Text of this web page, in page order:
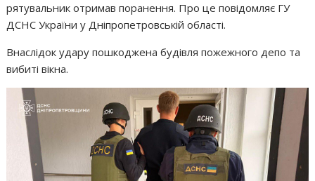
рятувальник отримав поранення. Про це повідомляє ГУ
ДСНС України у Дніпропетровській області.
Внаслідок удару пошкоджена будівля пожежного депо та
вибиті вікна.